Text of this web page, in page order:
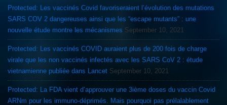
Protected: Les vaccinés Covid favoriseraient l’évolution des mutations
SARS COV 2 dangereuses ainsi que les “escape mutants” : une
nouvelle étude montre les mécanismes September 10, 2021
Protected: Les vaccinés COVID auraient plus de 200 fois de charge
virale que les non vaccinés infectés avec les SARS CoV 2 : étude
vietnamienne publiée dans Lancet September 10, 2021
Protected: La FDA vient d’approuver une 3ième doses du vaccin Covid
ARNm pour les immuno-déprimés. Mais pourquoi pas prélalablement